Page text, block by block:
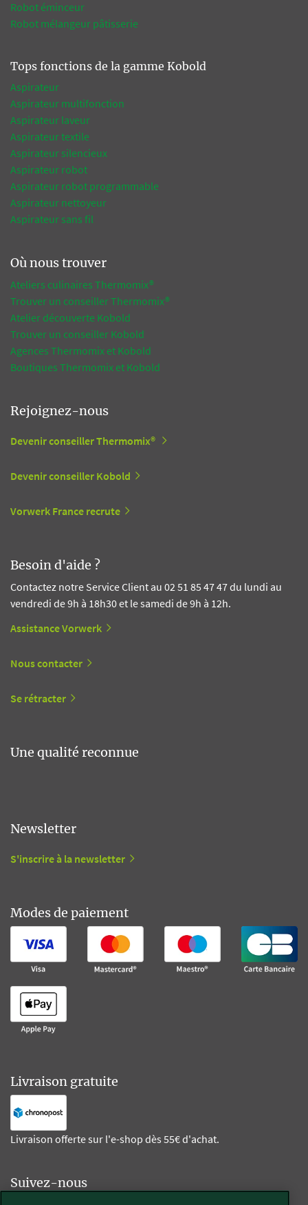
Robot éminceur
Robot mélangeur pâtisserie
Tops fonctions de la gamme Kobold
Aspirateur
Aspirateur multifonction
Aspirateur laveur
Aspirateur textile
Aspirateur silencieux
Aspirateur robot
Aspirateur robot programmable
Aspirateur nettoyeur
Aspirateur sans fil
Où nous trouver
Ateliers culinaires Thermomix®
Trouver un conseiller Thermomix®
Atelier découverte Kobold
Trouver un conseiller Kobold
Agences Thermomix et Kobold
Boutiques Thermomix et Kobold
Rejoignez-nous
Devenir conseiller Thermomix®
Devenir conseiller Kobold
Vorwerk France recrute
Besoin d'aide ?
Contactez notre Service Client au 02 51 85 47 47 du lundi au
vendredi de 9h à 18h30 et le samedi de 9h à 12h.
Assistance Vorwerk
Nous contacter
Se rétracter
Une qualité reconnue
Newsletter
S'inscrire à la newsletter
Modes de paiement
Livraison gratuite
Livraison offerte sur l'e-shop dès 55€ d'achat.
Suivez-nous